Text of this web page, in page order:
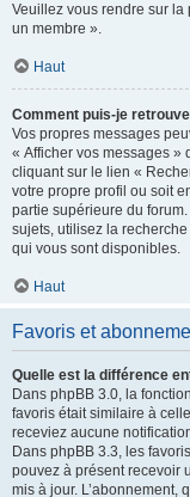
Veuillez vous rendre sur
un membre ».
Haut
Comment puis-je
Vos propres messages
« Afficher vos messages »
cliquant sur le lien «
votre propre profil ou soit
partie supérieure du
sujets, utilisez la
qui vous sont disponibles.
Haut
Favoris et
Quelle est la différence
Dans phpBB 3.0, la
favoris était similaire à
receviez aucune
Dans phpBB 3.3, les
pouvez à présent recevoir
mis à jour. L’abonnement,